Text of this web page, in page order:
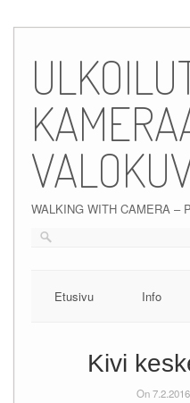
content
WALKING WITH CAMERA –
Etusivu Info
Kivi
On